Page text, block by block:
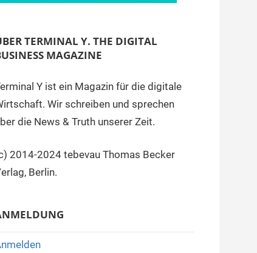
TERMINAL Y. THE DIGITAL
MAGAZINE
Y ist ein Magazin für die digitale
Wir schreiben und sprechen
die News & Truth unserer Zeit.
2014-2024 tebevau Thomas Becker
Berlin.